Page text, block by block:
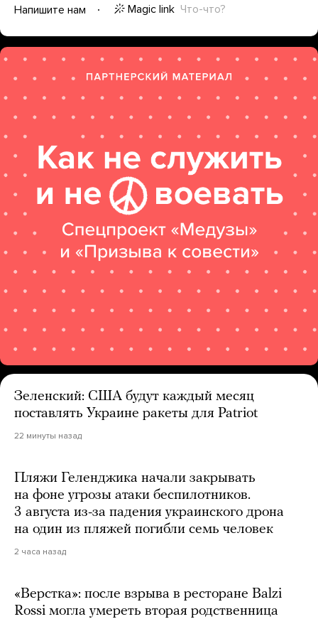
Напишите нам
Magic link Что-что?
Зеленский: США будут каждый месяц
поставлять Украине ракеты для Patriot
22 минуты назад
Пляжи Геленджика начали закрывать
на фоне угрозы атаки беспилотников.
3 августа из-за падения украинского дрона
на один из пляжей погибли семь человек
2 часа назад
«Верстка»: после взрыва в ресторане Balzi
Rossi могла умереть вторая родственница